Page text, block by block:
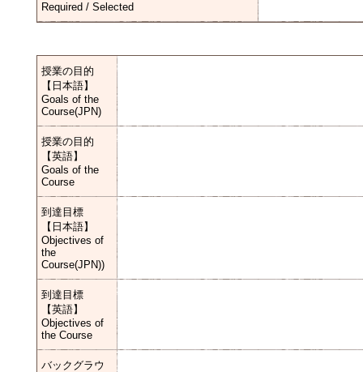
Required / Selected
授業の目的
【日本語】
Goals of the
Course(JPN)
授業の目的
【英語】
Goals of the
Course
到達目標
【日本語】
Objectives of
the
Course(JPN))
到達目標
【英語】
Objectives of
the Course
バックグラウ